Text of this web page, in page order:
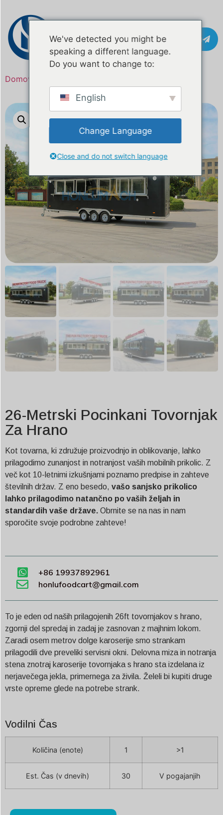
Pišite na
Domov
26-Metrski Pocinkani Tovornjak
Za Hrano
Kot tovarna, ki združuje proizvodnjo in oblikovanje, lahko
prilagodimo zunanjost in notranjost vaših mobilnih prikolic. Z
več kot 10-letnimi izkušnjami poznamo predpise in zahteve
številnih držav. Z eno besedo, vašo sanjsko prikolico
lahko prilagodimo natančno po vaših željah in
standardih vaše države. Obrnite se na nas in nam
sporočite svoje podrobne zahteve!
+86 19937892961
honlufoodcart@gmail.com
To je eden od naših prilagojenih 26ft tovornjakov s hrano,
zgornji del spredaj in zadaj je zasnovan z majhnim lokom.
Zaradi osem metrov dolge karoserije smo strankam
prilagodili dve preveliki servisni okni. Delovna miza in notranja
stena znotraj karoserije tovornjaka s hrano sta izdelana iz
nerjavečega jekla, primernega za živila. Želeli bi kupiti druge
vrste opreme glede na potrebe strank.
Vodilni Čas
Količina (enote) 1 >1
Est. Čas (v dnevih) 30 V pogajanjih
We've detected you might be
speaking a different language.
Do you want to change to:
English
Change Language
Close and do not switch language